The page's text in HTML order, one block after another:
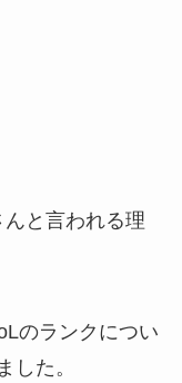
と言われる理
のランクについ
した。